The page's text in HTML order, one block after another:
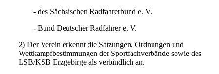
- des Sächsischen Radfahrerbund e. V.
- Bund Deutscher Radfahrer e. V.
2) Der Verein erkennt die Satzungen, Ordnungen und
Wettkampfbestimmungen der Sportfachverbände sowie des
LSB/KSB Erzgebirge als verbindlich an.